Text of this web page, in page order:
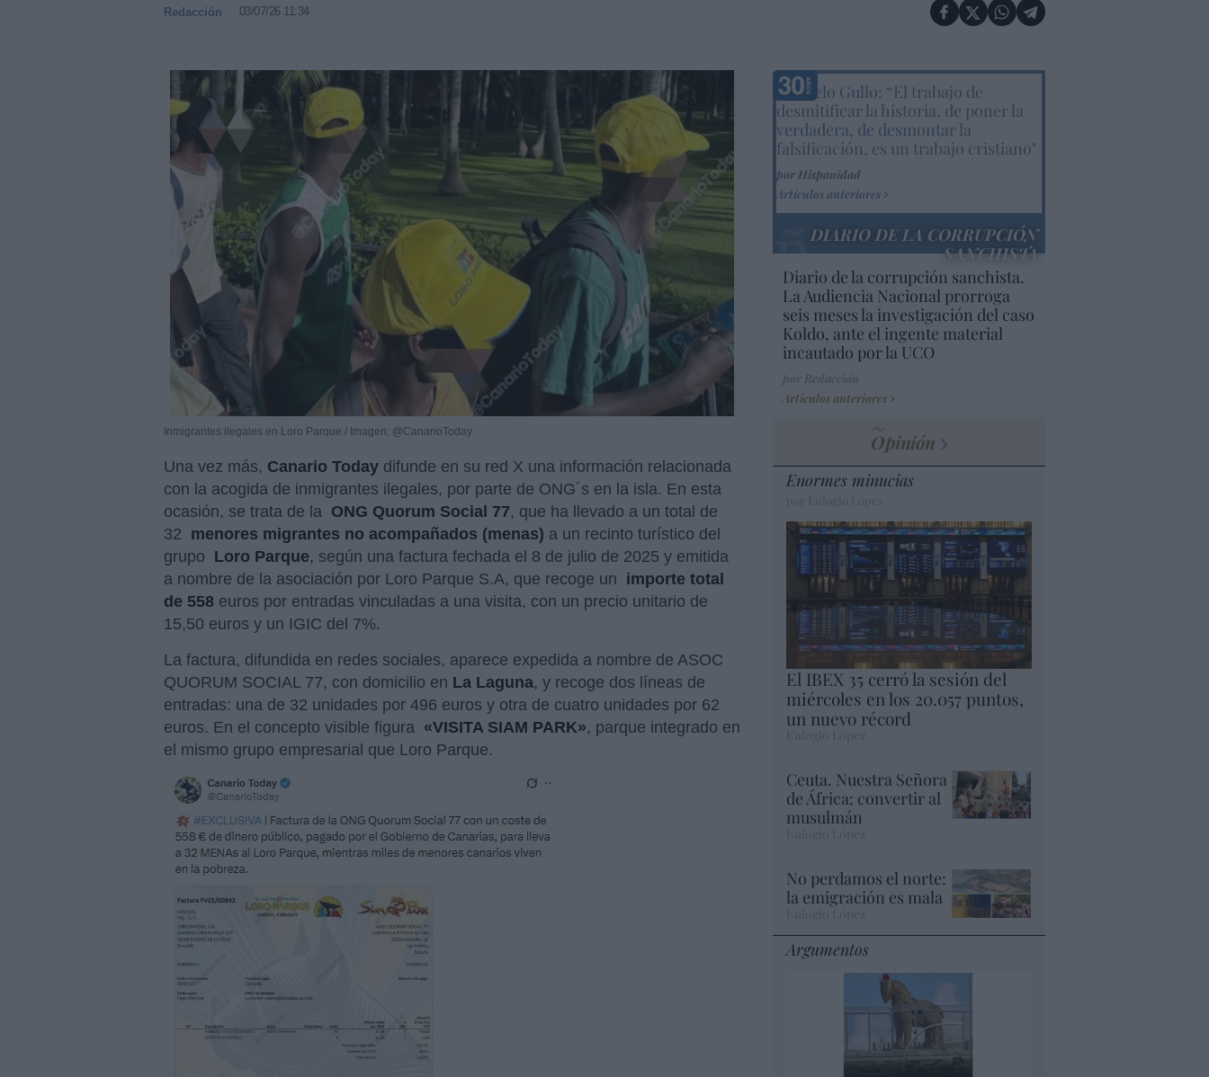
Redacción 03/07/26 11:34
Inmigrantes ilegales en Loro Parque / Imagen: @CanarioToday
Una vez más, Canario Today difunde en su red X una información relacionada
con la acogida de inmigrantes ilegales, por parte de ONG´s en la isla. En esta
ocasión, se trata de la ONG Quorum Social 77, que ha llevado a un total de
32 menores migrantes no acompañados (menas) a un recinto turístico del
grupo Loro Parque, según una factura fechada el 8 de julio de 2025 y emitida
a nombre de la asociación por Loro Parque S.A, que recoge un importe total
de 558 euros por entradas vinculadas a una visita, con un precio unitario de
15,50 euros y un IGIC del 7%.
La factura, difundida en redes sociales, aparece expedida a nombre de ASOC
QUORUM SOCIAL 77, con domicilio en La Laguna, y recoge dos líneas de
entradas: una de 32 unidades por 496 euros y otra de cuatro unidades por 62
euros. En el concepto visible figura «VISITA SIAM PARK», parque integrado en
el mismo grupo empresarial que Loro Parque.
Marcelo Gullo: “El trabajo de
desmitificar la historia, de poner la
verdadera, de desmontar la
falsificación, es un trabajo cristiano"
por Hispanidad
Artículos anteriores
DIARIO DE LA CORRUPCIÓN
SANCHISTA
Diario de la corrupción sanchista.
La Audiencia Nacional prorroga
seis meses la investigación del caso
Koldo, ante el ingente material
incautado por la UCO
Artículos anteriores
Opinión
Enormes minucias
El IBEX 35 cerró la sesión del
miércoles en los 20.057 puntos,
un nuevo récord
Ceuta. Nuestra Señora
de África: convertir al
musulmán
No perdamos el norte:
la emigración es mala
Argumentos